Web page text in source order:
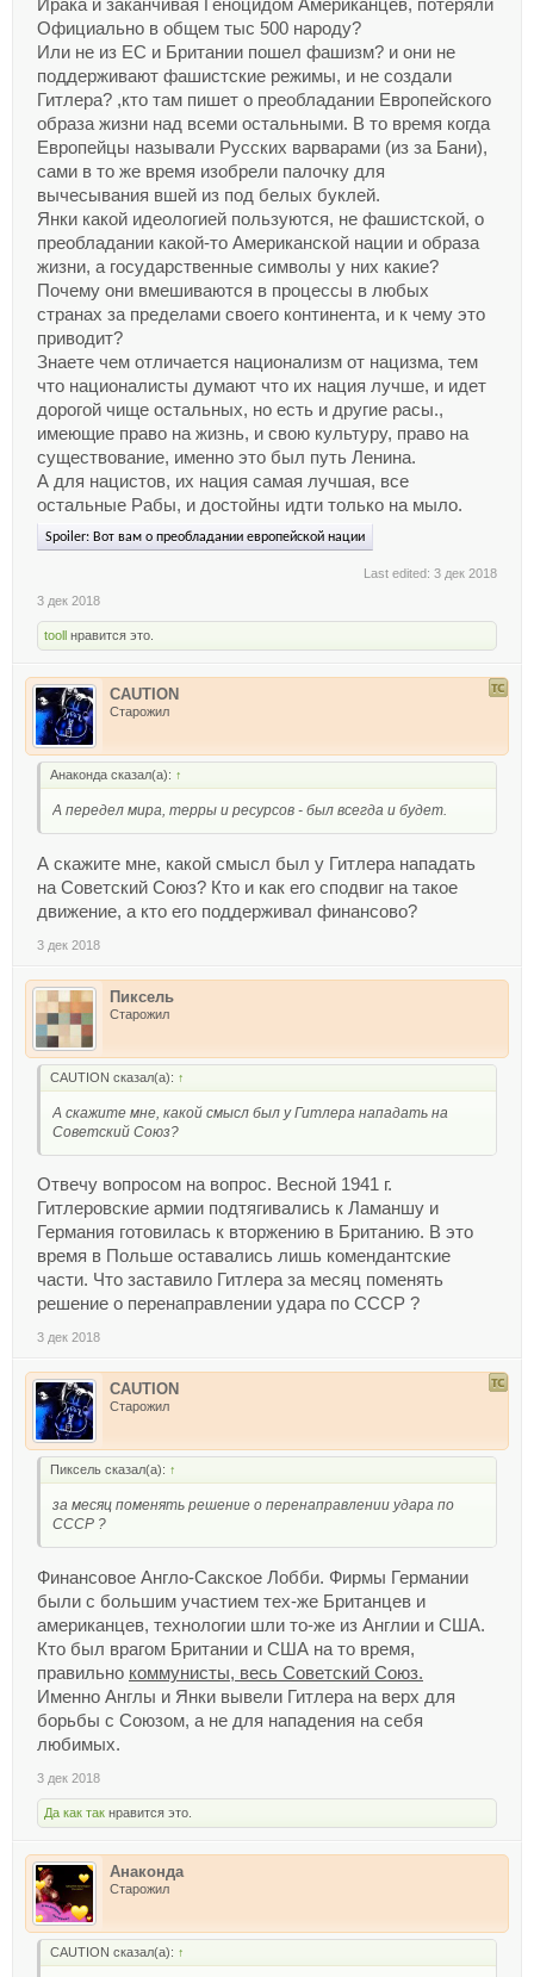
Ирака и заканчивая Геноцидом Американцев, потеряли
Официально в общем тыс 500 народу?
Или не из ЕС и Британии пошел фашизм? и они не
поддерживают фашистские режимы, и не создали
Гитлера? ,кто там пишет о преобладании Европейского
образа жизни над всеми остальными. В то время когда
Европейцы называли Русских варварами (из за Бани),
сами в то же время изобрели палочку для
вычесывания вшей из под белых буклей.
Янки какой идеологией пользуются, не фашистской, о
преобладании какой-то Американской нации и образа
жизни, а государственные символы у них какие?
Почему они вмешиваются в процессы в любых
странах за пределами своего континента, и к чему это
приводит?
Знаете чем отличается национализм от нацизма, тем
что националисты думают что их нация лучше, и идет
дорогой чище остальных, но есть и другие расы.,
имеющие право на жизнь, и свою культуру, право на
существование, именно это был путь Ленина.
А для нацистов, их нация самая лучшая, все
остальные Рабы, и достойны идти только на мыло.
Spoiler: Вот вам о преобладании европейской нации
Last edited: 3 дек 2018
3 дек 2018
tooll нравится это.
CAUTION
Старожил
Анаконда сказал(а): ↑
А передел мира, терры и ресурсов - был всегда и будет.
А скажите мне, какой смысл был у Гитлера нападать
на Советский Союз? Кто и как его сподвиг на такое
движение, а кто его поддерживал финансово?
3 дек 2018
Пиксель
Старожил
CAUTION сказал(а): ↑
А скажите мне, какой смысл был у Гитлера нападать на
Советский Союз?
Отвечу вопросом на вопрос. Весной 1941 г.
Гитлеровские армии подтягивались к Ламаншу и
Германия готовилась к вторжению в Британию. В это
время в Польше оставались лишь комендантские
части. Что заставило Гитлера за месяц поменять
решение о перенаправлении удара по СССР ?
3 дек 2018
CAUTION
Старожил
Пиксель сказал(а): ↑
за месяц поменять решение о перенаправлении удара по
СССР ?
Финансовое Англо-Сакское Лобби. Фирмы Германии
были с большим участием тех-же Британцев и
американцев, технологии шли то-же из Англии и США.
Кто был врагом Британии и США на то время,
правильно коммунисты, весь Советский Союз.
Именно Англы и Янки вывели Гитлера на верх для
борьбы с Союзом, а не для нападения на себя
любимых.
3 дек 2018
Да как так нравится это.
Анаконда
Старожил
CAUTION сказал(а): ↑